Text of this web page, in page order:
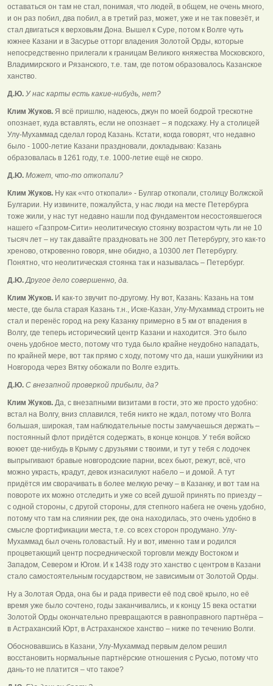
оставаться он там не стал, понимая, что людей, в общем, не очень много,
и он раз побил, два побил, а в третий раз, может, уже и не так повезёт, и
стал двигаться к верховьям Дона. Вышел к Суре, потом к Волге чуть
южнее Казани и в Засурье отторг владения Золотой Орды, которые
непосредственно прилегали к границам Великого княжества Московского,
Владимирского и Рязанского, т.е. там, где потом образовалось Казанское
ханство.
Д.Ю. У нас карты есть какие-нибудь, нет?
Клим Жуков. Я всё пришлю, надеюсь, джун по моей бодрой трескотне
опознает, куда вставлять, если не опознает – я подскажу. Ну а столицей
Улу-Мухаммад сделал город Казань. Кстати, когда говорят, что недавно
было - 1000-летие Казани праздновали, докладываю: Казань
образовалась в 1261 году, т.е. 1000-летие ещё не скоро.
Д.Ю. Может, что-то откопали?
Клим Жуков. Ну как «что откопали» - Булгар откопали, столицу Волжской
Булгарии. Ну извините, пожалуйста, у нас люди на месте Петербурга
тоже жили, у нас тут недавно нашли под фундаментом несостоявшегося
нашего «Газпром-Сити» неолитическую стоянку возрастом чуть ли не 10
тысяч лет – ну так давайте праздновать не 300 лет Петербургу, это как-то
хреново, откровенно говоря, мне обидно, а 10300 лет Петербургу.
Понятно, что неолитическая стоянка так и называлась – Петербург.
Д.Ю.Другое дело совершенно, да.
Клим Жуков. И как-то звучит по-другому. Ну вот, Казань: Казань на том
месте, где была старая Казань т.н., Иске-Казан, Улу-Мухаммад строить не
стал и перенёс город на реку Казанку примерно в 5 км от впадения в
Волгу, где теперь исторический центр Казани и находится. Это было
очень удобное место, потому что туда было крайне неудобно нападать,
по крайней мере, вот так прямо с ходу, потому что да, наши ушкуйники из
Новгорода через Вятку обожали по Волге ездить.
Д.Ю. С внезапной проверкой прибыли, да?
Клим Жуков. Да, с внезапными визитами в гости, это же просто удобно:
встал на Волгу, вниз сплавился, тебя никто не ждал, потому что Волга
большая, широкая, там наблюдательные посты замучаешься держать –
постоянный флот придётся содержать, в конце концов. У тебя войско
воюет где-нибудь в Крыму с друзьями с твоими, и тут у тебя с лодочек
выпрыгивают бравые новгородские парни, всех бьют, режут, всё, что
можно украсть, крадут, девок изнасилуют набело – и домой. А тут
придётся им сворачивать в более мелкую речку – в Казанку, и вот там на
повороте их можно отследить и уже со всей душой принять по приезду –
с одной стороны, с другой стороны, для степного набега не очень удобно,
потому что там на слиянии рек, где она находилась, это очень удобно в
смысле фортификации места, т.е. со всех сторон продумано. Улу-
Мухаммад был очень головастый. Ну и вот, именно там и родился
процветающий центр посреднической торговли между Востоком и
Западом, Севером и Югом. И к 1438 году это ханство с центром в Казани
стало самостоятельным государством, не зависимым от Золотой Орды.
Ну а Золотая Орда, она бы и рада привести её под своё крыло, но её
время уже было сочтено, годы заканчивались, и к концу 15 века остатки
Золотой Орды окончательно превращаются в равноправного партнёра –
в Астраханский Юрт, в Астраханское ханство – ниже по течению Волги.
Обосновавшись в Казани, Улу-Мухаммад первым делом решил
восстановить нормальные партнёрские отношения с Русью, потому что
дань-то не платится – что такое?